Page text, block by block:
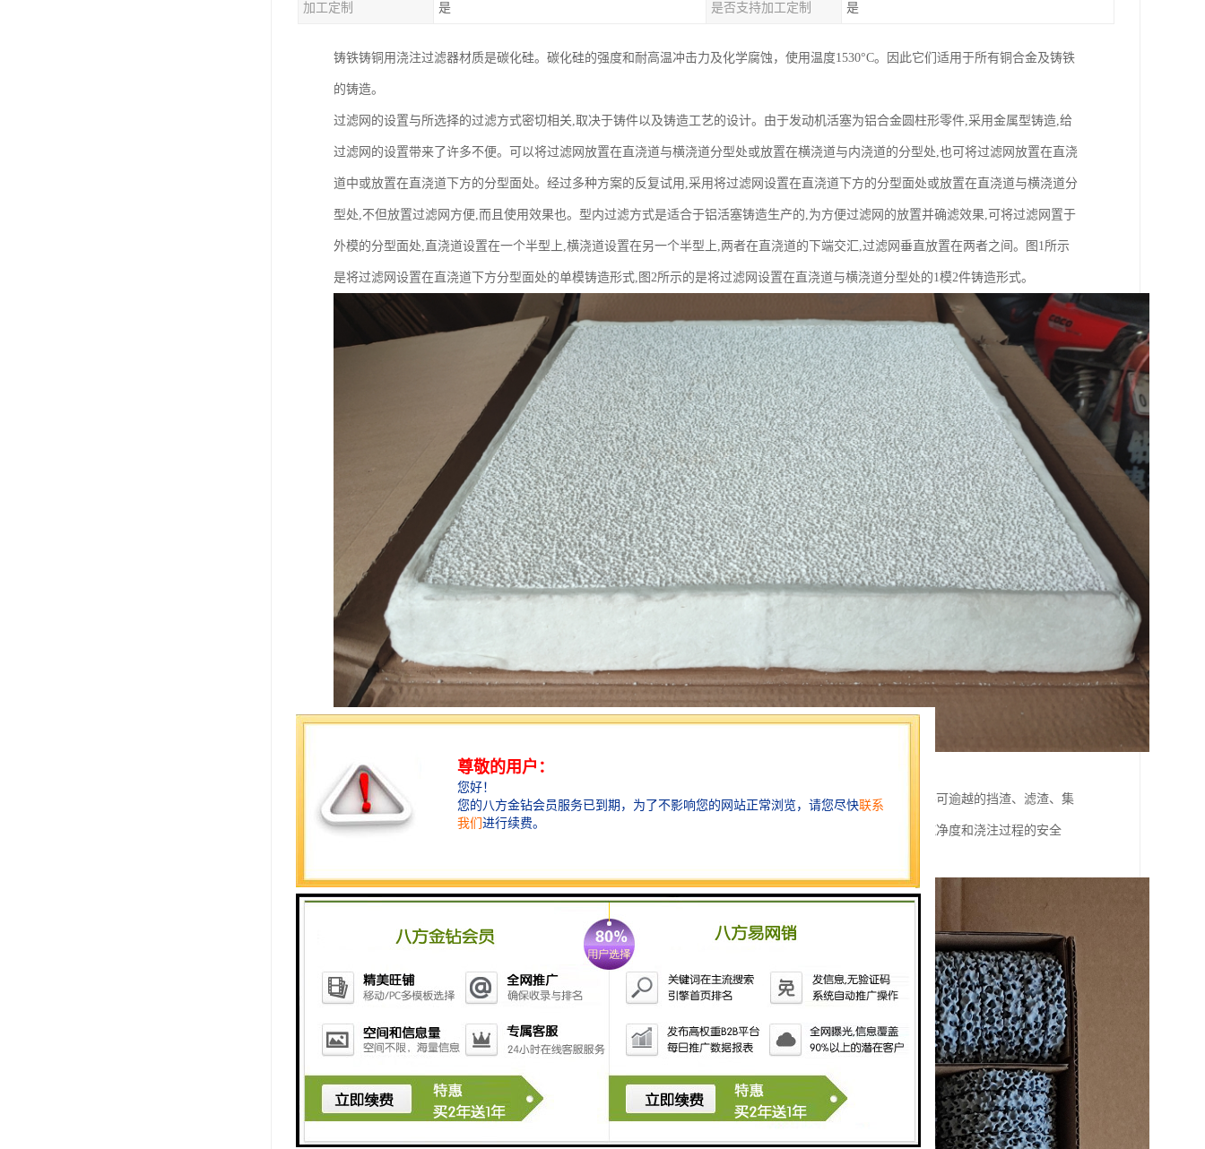
加工定制 是 是否支持加工定制 是
铸铁铸铜用浇注过滤器材质是碳化硅。碳化硅的强度和耐高温冲击力及化学腐蚀，使用温度1530°C。因此它们适用于所有铜合金及铸铁
的铸造。
过滤网的设置与所选择的过滤方式密切相关,取决于铸件以及铸造工艺的设计。由于发动机活塞为铝合金圆柱形零件,采用金属型铸造,给
过滤网的设置带来了许多不便。可以将过滤网放置在直浇道与横浇道分型处或放置在横浇道与内浇道的分型处,也可将过滤网放置在直浇
道中或放置在直浇道下方的分型面处。经过多种方案的反复试用,采用将过滤网设置在直浇道下方的分型面处或放置在直浇道与横浇道分
型处,不但放置过滤网方便,而且使用效果也。型内过滤方式是适合于铝活塞铸造生产的,为方便过滤网的放置并确滤效果,可将过滤网置于
外模的分型面处,直浇道设置在一个半型上,横浇道设置在另一个半型上,两者在直浇道的下端交汇,过滤网垂直放置在两者之间。图1所示
是将过滤网设置在直浇道下方分型面处的单模铸造形式,图2所示的是将过滤网设置在直浇道与横浇道分型处的1模2件铸造形式。
铸造挡渣棉，也称挡渣棉，挡脏棉，学名陶瓷纤维毯，陶盾毯。铸造浇注时挡渣棉始终在浇包口处形成一条不可逾越的挡渣、滤渣、集
渣防线，而又不与包壁粘连，挡渣棉有好的隔热、保温、遮光、防作用，使用挡渣棉******了钢铁水浇注的纯净度和浇注过程的安全